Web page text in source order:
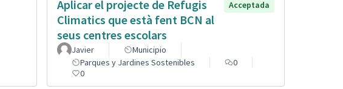
Aplicar el projecte de Refugis
Climatics que està fent BCN al
seus centres escolars
Acceptada
Javier
Municipio
Parques y Jardines Sostenibles
0
0